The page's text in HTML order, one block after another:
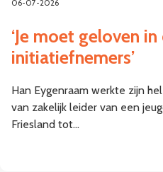
06-07-2026
‘Je moet geloven in
initiatiefnemers’
Han Eygenraam werkte zijn
van zakelijk leider van een
Friesland tot…